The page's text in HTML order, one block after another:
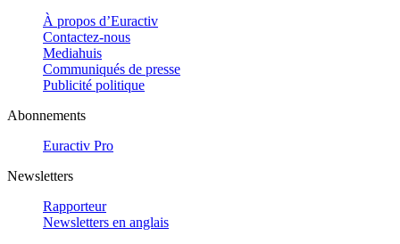
À propos d’Euractiv
Contactez-nous
Mediahuis
Communiqués de presse
Publicité politique
Abonnements
Euractiv Pro
Newsletters
Rapporteur
Newsletters en anglais